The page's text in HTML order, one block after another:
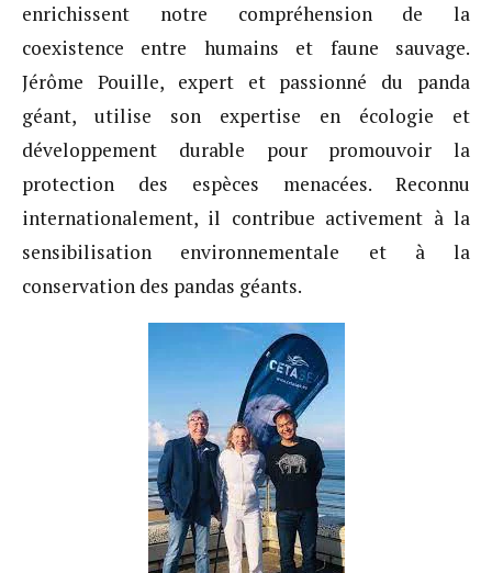
enrichissent notre compréhension de la
coexistence entre humains et faune sauvage.
Jérôme Pouille, expert et passionné du panda
géant, utilise son expertise en écologie et
développement durable pour promouvoir la
protection des espèces menacées. Reconnu
internationalement, il contribue activement à la
sensibilisation environnementale et à la
conservation des pandas géants.